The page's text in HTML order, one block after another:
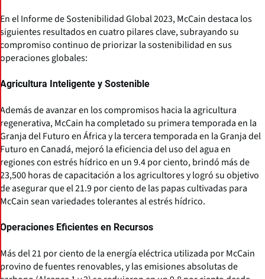
En el Informe de Sostenibilidad Global 2023, McCain destaca los
siguientes resultados en cuatro pilares clave, subrayando su
compromiso continuo de priorizar la sostenibilidad en sus
operaciones globales:
Agricultura Inteligente y Sostenible
Además de avanzar en los compromisos hacia la agricultura
regenerativa, McCain ha completado su primera temporada en la
Granja del Futuro en África y la tercera temporada en la Granja del
Futuro en Canadá, mejoró la eficiencia del uso del agua en
regiones con estrés hídrico en un 9.4 por ciento, brindó más de
23,500 horas de capacitación a los agricultores y logró su objetivo
de asegurar que el 21.9 por ciento de las papas cultivadas para
McCain sean variedades tolerantes al estrés hídrico.
Operaciones Eficientes en Recursos
Más del 21 por ciento de la energía eléctrica utilizada por McCain
provino de fuentes renovables, y las emisiones absolutas de